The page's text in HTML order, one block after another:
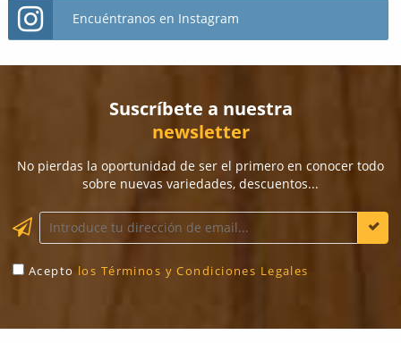
Encuéntranos en Instagram
Suscríbete a nuestra
newsletter
No pierdas la oportunidad de ser el primero en conocer todo
sobre nuevas variedades, descuentos...
Acepto los Términos y Condiciones Legales